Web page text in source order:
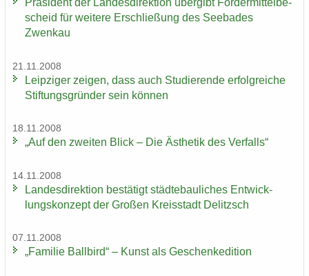
Prä­si­dent der Lan­des­di­rek­ti­on über­gibt För­der­mit­tel­be­
scheid für wei­te­re Er­schlie­ßung des See­ba­des
Zwenkau
21.11.2008
Leip­zi­ger zei­gen, dass auch Stu­die­ren­de er­folg­rei­che
Stif­tungs­grün­der sein kön­nen
18.11.2008
„Auf den zwei­ten Blick – Die Äs­the­tik des Ver­falls“
14.11.2008
Lan­des­di­rek­ti­on be­stä­tigt städ­te­bau­li­ches Ent­wick­
lungs­kon­zept der Gro­ßen Kreis­stadt De­litzsch
07.11.2008
„Fa­mi­lie Ball­bird“ – Kunst als Ge­schen­ke­di­ti­on